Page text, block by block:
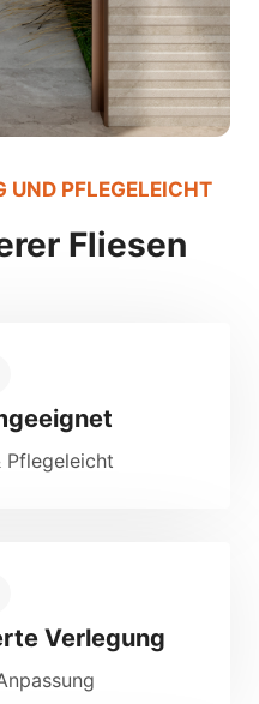
UND PFLEGELEICHT
Fliesen
Pflegeleicht
Verlegung